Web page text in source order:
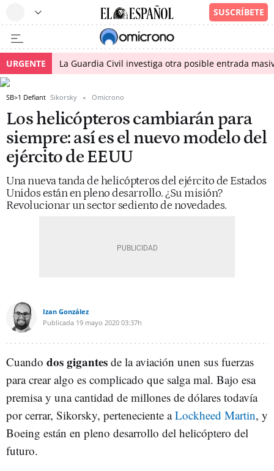
URGENTE La Guardia Civil investiga otra posible entrada
SB>1 Defiant Sikorsky Omicrono
Los helicópteros cambiarán para
siempre: así es el nuevo modelo del
ejército de EEUU
Una nueva tanda de helicópteros del ejército de Estados
Unidos están en pleno desarrollo. ¿Su misión?
Revolucionar un sector sediento de novedades.
Izan González
Publicada 19 mayo 2020 03:37h
Cuando dos gigantes de la aviación unen sus fuerzas
para crear algo es complicado que salga mal. Bajo esa
premisa y una cantidad de millones de dólares todavía
por cerrar, Sikorsky, perteneciente aLockheed Martin, y
Boeing están en pleno desarrollo del helicóptero del
futuro.